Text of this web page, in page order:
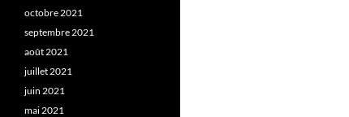
octobre 2021
septembre 2021
août 2021
juillet 2021
juin 2021
mai 2021